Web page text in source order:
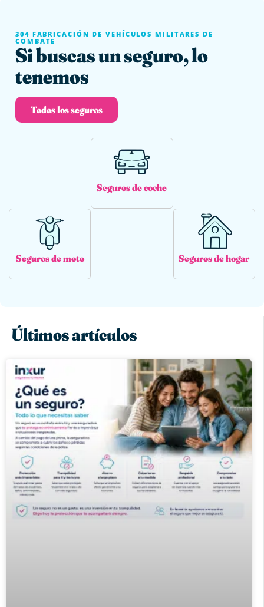
304 FABRICACIÓN DE VEHÍCULOS MILITARES DE
COMBATE
Si buscas un seguro, lo
tenemos
Todos los seguros
Seguros de coche
Seguros de moto Seguros de hogar
Últimos artículos